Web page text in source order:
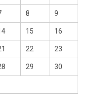
8 9
15 16
22 23
29 30